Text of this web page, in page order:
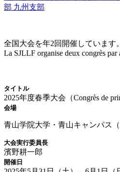
部 九州支部
全国大会を年2回開催してい
La SJLLF organise deux congrès par
タイトル
2025年度春季大会（Congrès de
会場
青山学院大学・青山キャンパス（
大会実行委員長
濱野耕一郎
開催日